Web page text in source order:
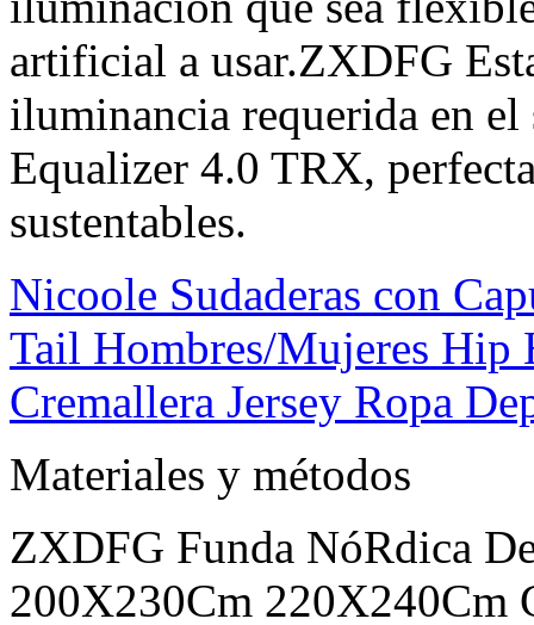
artificial a usar.ZXDFG
iluminancia requerida en el
Equalizer 4.0 TRX,
sustentables.
Nicoole Sudaderas con
Tail Hombres/Mujeres Hip
Cremallera Jersey Ropa
Materiales y métodos
ZXDFG Funda NóRdica
200X230Cm 220X240Cm